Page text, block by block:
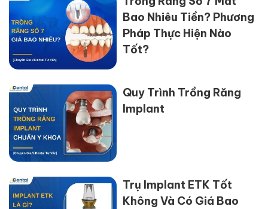
Bao Nhiêu Tiền? Phương
Pháp Thực Hiện Nào
Tốt?
Quy Trình Trồng Răng
Implant
Trụ Implant ETK Tốt
Không Và Có Giá Bao